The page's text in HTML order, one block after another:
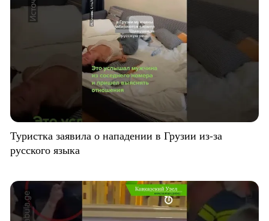
Туристка заявила о нападении в Грузии из-за
русского языка